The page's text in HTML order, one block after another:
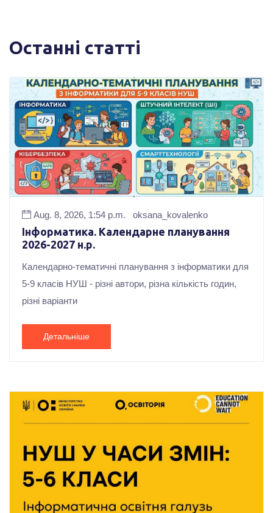
Останні статті
Aug. 8, 2026, 1:54 p.m. oksana_kovalenko
Інформатика. Календарне планування
2026-2027 н.р.
Календарно-тематичні планування з інформатики для
5-9 класів НУШ - різні автори, різна кількість годин,
різні варіанти
Детальніше